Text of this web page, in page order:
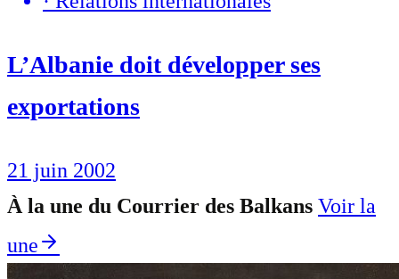
L’Albanie doit développer ses
exportations
21 juin 2002
À la une du Courrier des Balkans Voir la
une